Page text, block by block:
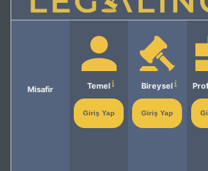
Misafir Temel
Giriş Yap
Bireysel
Giriş Yap